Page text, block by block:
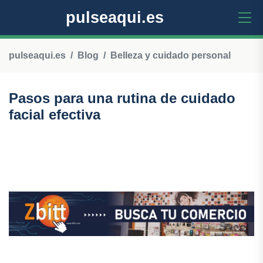
pulseaqui.es
pulseaqui.es Blog Belleza y cuidado personal
Pasos para una rutina de cuidado
facial efectiva